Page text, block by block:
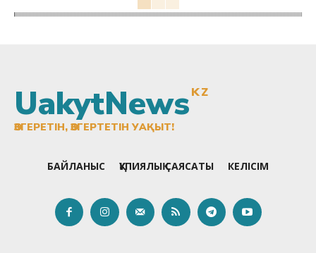
UakytNewsKZ
ӨЗГЕРЕТІН, ӨЗГЕРТЕТІН УАҚЫТ!
БАЙЛАНЫС ҚҰПИЯЛЫҚ САЯСАТЫ КЕЛІСІМ